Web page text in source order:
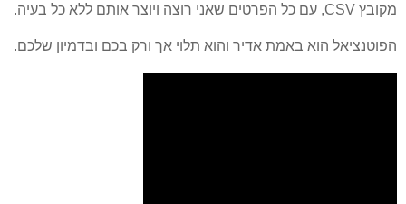
מקובץ CSV, עם כל הפרטים שאני רוצה ויוצר אותם ללא כל בעיה.
הפוטנציאל הוא באמת אדיר והוא תלוי אך ורק בכם ובדמיון שלכם.